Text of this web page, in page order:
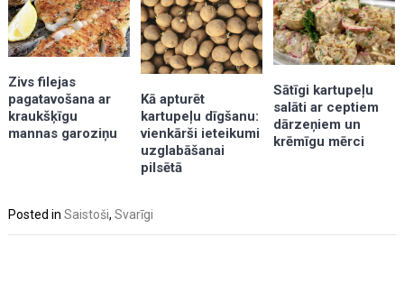
Zivs filejas
pagatavošana ar
kraukšķīgu
mannas garoziņu
Kā apturēt
kartupeļu dīgšanu:
vienkārši ieteikumi
uzglabāšanai
pilsētā
Sātīgi kartupeļu
salāti ar ceptiem
dārzeņiem un
krēmīgu mērci
Posted inSaistoši,Svarīgi